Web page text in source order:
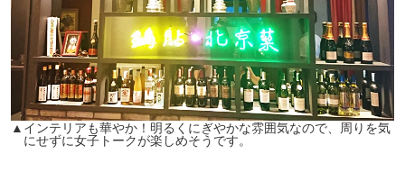
▲インテリアも華やか！明るくにぎやかな雰囲気なので、周りを気
にせずに女子トークが楽しめそうです。